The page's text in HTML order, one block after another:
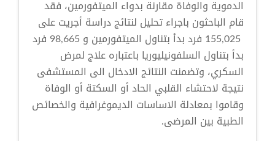
الدموية والوفاة مقارنة بدواء الميتفورمين، فقد
قام الباحثون باجراء تحليل لنتائج دراسة أجريت على
155,025 فرد بدأ بتناول الميتفورمين و 98,665 فرد
بدأ بتناول السلفونيليوريا باعتباره علاج لمرض
السكري، وتضمنت النتائج الادخال الى المستشفى
نتيجة لاحتشاء القلبي الحاد أو السكتة أو الوفاة
وقاموا بمعادلة الاساسات الديموغرافية والخصائص
الطبية بين المرضى.